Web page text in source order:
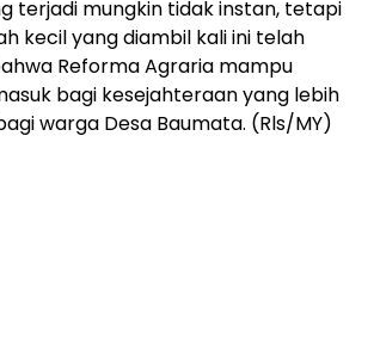
terjadi mungkin tidak instan, tetapi
kecil yang diambil kali ini telah
Reforma Agraria mampu
bagi kesejahteraan yang lebih
warga Desa Baumata. (Rls/MY)